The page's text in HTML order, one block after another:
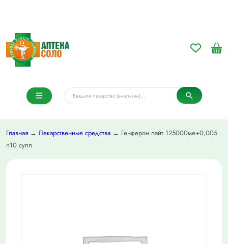
Главная → Лекарственные средства → Генферон лайт 125000ме+0,005
n10 супп